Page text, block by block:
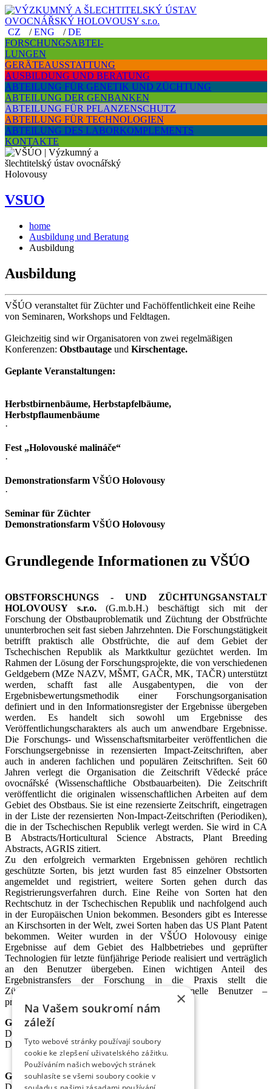
CZ /ENG /DE
FORSCHUNGSABTEI-
LUNGEN
GERÄTEAUSSTATTUNG
AUSBILDUNG UND BERATUNG
ABTEILUNG FÜR GENETIK UND ZÜCHTUNG
ABTEILUNG DER GENBANKEN
ABTEILUNG FÜR PFLANZENSCHUTZ
ABTEILUNG FÜR TECHNOLOGIEN
ABTEILUNG DES LABORKOMPLEMENTS
KONTAKTE
VSUO
home
Ausbildung und Beratung
Ausbildung
Ausbildung
VŠÚO veranstaltet für Züchter und Fachöffentlichkeit eine Reihe
von Seminaren, Workshops und Feldtagen.
Gleichzeitig sind wir Organisatoren von zwei regelmäßigen
Konferenzen: Obstbautage und Kirschentage.
Geplante Veranstaltungen:
Herbstbirnenbäume, Herbstapfelbäume,
Herbstpflaumenbäume
·
Fest „Holovouské malináče“
·
Demonstrationsfarm VŠÚO Holovousy
·
Seminar für Züchter
Demonstrationsfarm VŠÚO Holovousy
Grundlegende Informationen zu VŠÚO
OBSTFORSCHUNGS - UND ZÜCHTUNGSANSTALT
HOLOVOUSY s.r.o.(G.m.b.H.) beschäftigt sich mit der
Forschung der Obstbauproblematik und Züchtung der Obstfrüchte
ununterbrochen seit fast sieben Jahrzehnten. Die Forschungstätigkeit
betrifft praktisch alle Obstfrüchte, die auf dem Gebiet der
Tschechischen Republik als Marktkultur gezüchtet werden. Im
Rahmen der Lösung der Forschungsprojekte, die von verschiedenen
Geldgebern (MZe NAZV, MŠMT, GAČR, MK, TAČR) unterstützt
werden, schafft fast alle Ausgabentypen, die von der
Ergebnisbewertungsmethodik einer Forschungsorganisation
definiert und in den Informationsregister der Ergebnisse übergeben
werden. Es handelt sich sowohl um Ergebnisse des
Veröffentlichungscharakters als auch um anwendbare Ergebnisse.
Die Forschungs- und Wissenschaftsmitarbeiter veröffentlichen die
Forschungsergebnisse in rezensierten Impact-Zeitschriften, aber
auch in anderen fachlichen und populären Zeitschriften. Seit 60
Jahren verlegt die Organisation die Zeitschrift Vědecké práce
ovocnářské (Wissenschaftliche Obstbauarbeiten). Die Zeitschrift
veröffentlicht die originalen wissenschaftlichen Arbeiten auf dem
Gebiet des Obstbaus. Sie ist eine rezensierte Zeitschrift, eingetragen
in der Liste der rezensierten Non-Impact-Zeitschriften (Periodiken),
die in der Tschechischen Republik verlegt werden. Sie wird in CA
B Abstracts/Horticultural Science Abstracts, Plant Breeding
Abstracts, AGRIS zitiert.
Zu den erfolgreich vermarkten Ergebnissen gehören rechtlich
geschützte Sorten, bis jetzt wurden fast 85 einzelner Obstsorten
angemeldet und registriert, weitere Sorten gehen durch das
Registrierungsverfahren durch. Eine Reihe von Sorten hat den
Rechtschutz in der Tschechischen Republik und nachfolgend auch
in der Europäischen Union bekommen. Besonders gibt es Interesse
an Kirschsorten in der Welt, zwei Sorten haben das US Plant Patent
bekommen. Weiter wurden in der VŠÚO Holovousy einige
Ergebnisse auf dem Gebiet des Halbbetriebes und geprüfter
Technologien für letzte fünfjährige Periode realisiert und verträglich
an den Benutzer übergeben. Einen wichtigen Anteil des
Ergebnistransfers der Forschung in die Praxis stellt die
Züchtungsmethodik dar, die an professionelle Benutzer –
professionelle Obstzüchter übergeben wird.
Geschäftsführer der Gesellschaft
Dipl.-Ing. Tomáš Zmeškal
Dipl.-Ing. Jaroslav Vácha
Gesellschafter
×
Na Vašem soukromí nám
záleží
Tyto webové stránky používají soubory
cookie ke zlepšení uživatelského zážitku.
Používáním našich webových stránek
souhlasíte se všemi soubory cookie v